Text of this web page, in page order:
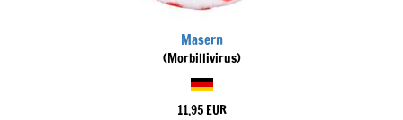
Masern
(Morbillivirus)
11,95 EUR